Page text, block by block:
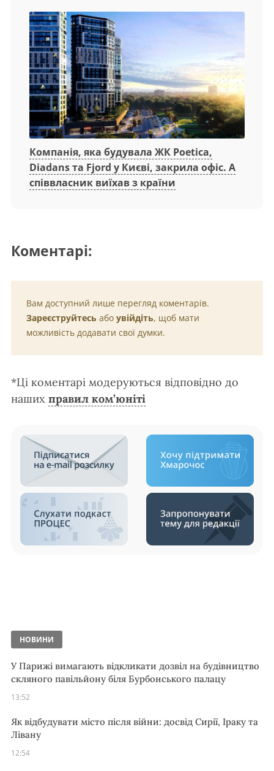
Компанія, яка будувала ЖК Poetica,
Diadans та Fjord у Києві, закрила офіс. А
співвласник виїхав з країни
Коментарі:
Вам доступний лише перегляд коментарів.
Зареєструйтесь або увійдіть, щоб мати
можливість додавати свої думки.
*Ці коментарі модеруються відповідно до
наших правил ком’юніті
НОВИНИ
У Парижі вимагають відкликати дозвіл на будівництво
скляного павільйону біля Бурбонського палацу
13:52
Як відбудувати місто після війни: досвід Сирії, Іраку та
Лівану
12:54